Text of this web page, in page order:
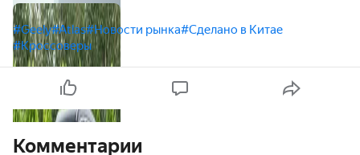
#Geely#Atlas#Новости рынка#Сделано в Китае
#Кроссоверы
Комментарии